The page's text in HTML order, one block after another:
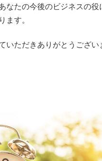
なたの今後のビジネスの役
ます。
いただきありがとうござい